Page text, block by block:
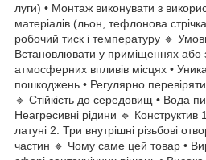
луги) • Монтаж виконувати з
матеріалів (льон, тефлонова
робочий тиск і температуру 🔹
Встановлювати у приміщеннях або
атмосферних впливів місцях •
пошкоджень • Регулярно перевіряти
🔹 Стійкість до середовищ • Вода
Неагресивні рідини 🔹 Конструктив
латуні 2. Три внутрішні різьбові
частин 🔹 Чому саме цей товар •